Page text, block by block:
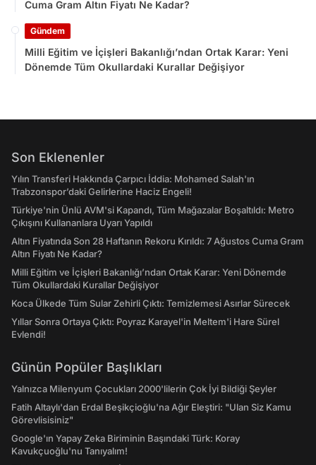
Cuma Gram Altın Fiyatı Ne Kadar?
Gündem
Milli Eğitim ve İçişleri Bakanlığı’ndan Ortak Karar: Yeni
Dönemde Tüm Okullardaki Kurallar Değişiyor
Son Eklenenler
Yılın Transferi Hakkında Çarpıcı İddia: Mohamed Salah'ın
Trabzonspor’daki Gelirlerine Haciz Engeli!
Türkiye'nin Ünlü AVM'si Kapandı, Tüm Mağazalar Boşaltıldı: Metro
Çıkışını Kullananlara Uyarı Yapıldı
Altın Fiyatında Son 28 Haftanın Rekoru Kırıldı: 7 Ağustos Cuma Gram
Altın Fiyatı Ne Kadar?
Milli Eğitim ve İçişleri Bakanlığı’ndan Ortak Karar: Yeni Dönemde
Tüm Okullardaki Kurallar Değişiyor
Koca Ülkede Tüm Sular Zehirli Çıktı: Temizlemesi Asırlar Sürecek
Yıllar Sonra Ortaya Çıktı: Poyraz Karayel'in Meltem'i Hare Sürel
Evlendi!
Günün Popüler Başlıkları
Yalnızca Milenyum Çocukları 2000'lilerin Çok İyi Bildiği Şeyler
Fatih Altaylı'dan Erdal Beşikçioğlu'na Ağır Eleştiri: "Ulan Siz Kamu
Görevlisisiniz"
Google'ın Yapay Zeka Biriminin Başındaki Türk: Koray
Kavukçuoğlu'nu Tanıyalım!